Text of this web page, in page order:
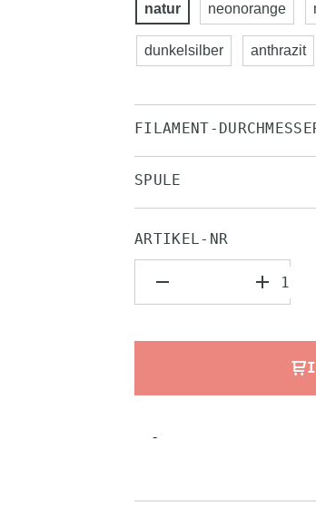
natur neonorange
dunkelsilber anthrazit
FILAMENT-
SPULE
ARTIKEL-NR
-